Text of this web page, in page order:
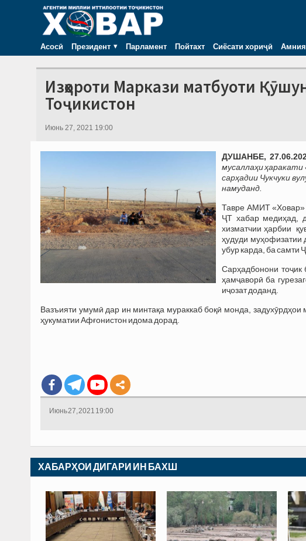
Асосӣ Президент Парламент Пойтахт Сиёсати хориҷӣ
Изҳороти Маркази матбуоти
Тоҷикистон
Июнь 27, 2021 19:00
ДУШАНБЕ,
мусаллаҳи ҳаракати
сарҳадии Чукчуки
намуданд.
Тавре АМИТ «Ховар»
ҶТ хабар медиҳад,
хизматчии ҳарбии
ҳудуди муҳофизатии
убур карда, ба самти
Сарҳадбонони тоҷик
ҳамҷаворӣ ба
иҷозат доданд.
Вазъияти умумӣ дар ин минтақа мураккаб боқӣ монда, задухӯрдҳои
ҳукуматии Афғонистон идома дорад.
Июнь 27, 2021 19:00
ХАБАРҲОИ ДИГАРИ ИН БАХШ